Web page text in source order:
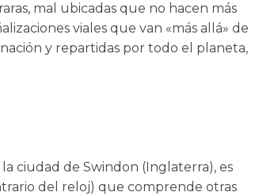
mal ubicadas que no hacen más
viales que van «más allá» de
y repartidas por todo el planeta,
ciudad de Swindon (Inglaterra), es
del reloj) que comprende otras